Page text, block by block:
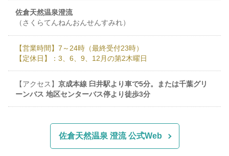
佐倉天然温泉澄流
（さくらてんねんおんせんすみれ）
【営業時間】7～24時（最終受付23時）
【定休日】：3、6、9、12月の第2木曜日
【アクセス】京成本線 臼井駅より車で5分。または千葉グリ
ーンバス 地区センターバス停より徒歩3分
佐倉天然温泉 澄流 公式Web